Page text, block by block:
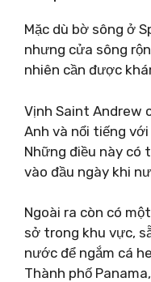
Mặc dù bờ sông ở
nhưng cửa sông
nhiên cần được
Vịnh Saint Andrew
Anh và nổi tiếng
Những điều này có
vào đầu ngày khi
Ngoài ra còn có
sở trong khu vực,
nước để ngắm cá
Thành phố